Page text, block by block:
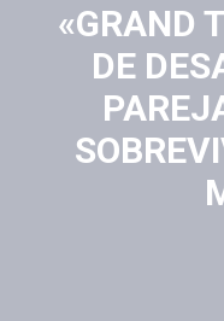
«GRAND
DE